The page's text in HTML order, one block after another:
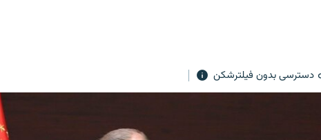
دسترسی بدون فیلترشکن